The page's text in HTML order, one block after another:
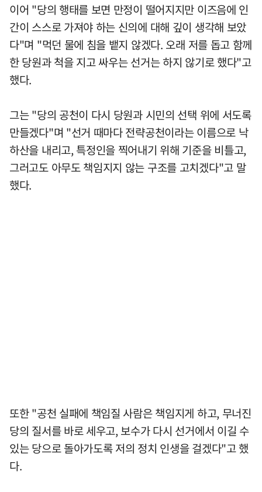
이어 "당의 행태를 보면 만정이 떨어지지만 이즈음에 인
간이 스스로 가져야 하는 신의에 대해 깊이 생각해 보았
다"며 "먹던 물에 침을 뱉지 않겠다. 오래 저를 돕고 함께
한 당원과 척을 지고 싸우는 선거는 하지 않기로 했다"고
했다.
그는 "당의 공천이 다시 당원과 시민의 선택 위에 서도록
만들겠다"며 "선거 때마다 전략공천이라는 이름으로 낙
하산을 내리고, 특정인을 찍어내기 위해 기준을 비틀고,
그러고도 아무도 책임지지 않는 구조를 고치겠다"고 말
했다.
또한 "공천 실패에 책임질 사람은 책임지게 하고, 무너진
당의 질서를 바로 세우고, 보수가 다시 선거에서 이길 수
있는 당으로 돌아가도록 저의 정치 인생을 걸겠다"고 했
다.